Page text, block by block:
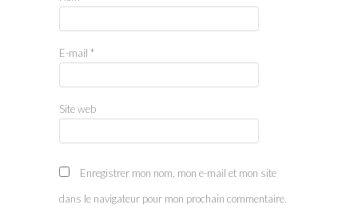
E-mail *
Site web
Enregistrer mon nom, mon e-mail et mon site
dans le navigateur pour mon prochain commentaire.